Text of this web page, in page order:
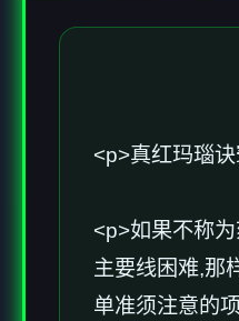
<p>真红玛瑙
<p>如果不称
主要线困难,那
单准须注意的